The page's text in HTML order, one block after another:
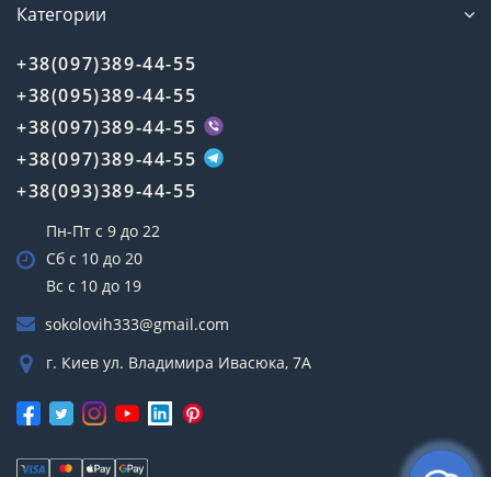
Категории
+38(097)389-44-55
+38(095)389-44-55
+38(097)389-44-55
+38(097)389-44-55
+38(093)389-44-55
Пн-Пт с 9 до 22
Сб с 10 до 20
Вс с 10 до 19
sokolovih333@gmail.com
г. Киев ул. Владимира Ивасюка, 7А